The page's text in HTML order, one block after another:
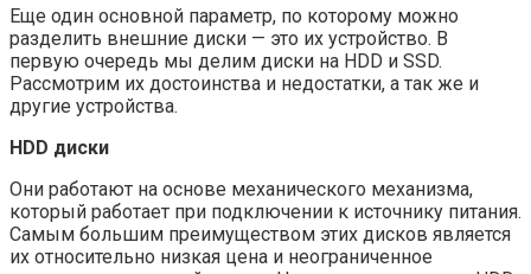
Еще один основной параметр, по которому можно
разделить внешние диски — это их устройство. В
первую очередь мы делим диски на HDD и SSD.
Рассмотрим их достоинства и недостатки, а так же и
другие устройства.
HDD диски
Они работают на основе механического механизма,
который работает при подключении к источнику питания.
Самым большим преимуществом этих дисков является
их относительно низкая цена и неограниченное